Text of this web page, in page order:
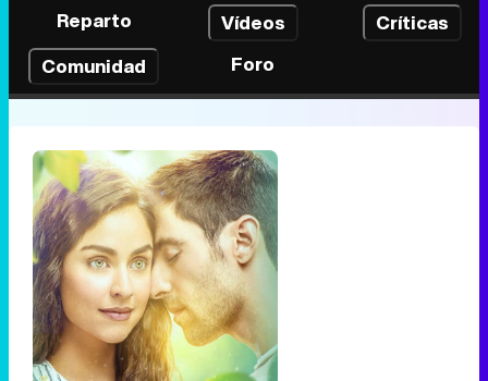
Reparto
Vídeos
Críticas
Comunidad
Foro